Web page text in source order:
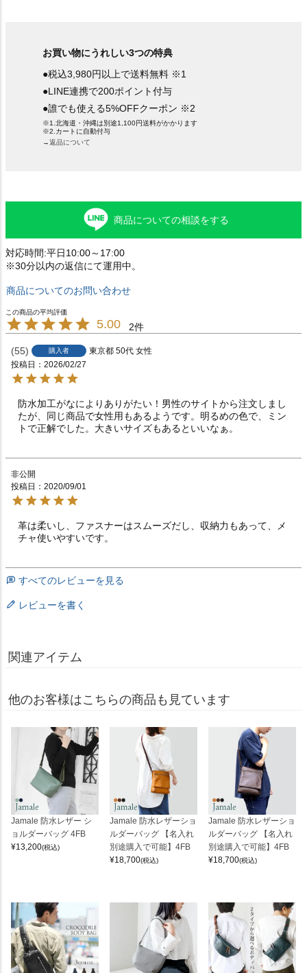
お買い物にうれしい3つの特典
●税込3,980円以上で送料無料 ※1
●LINE連携で200ポイント付与
●誰でも使える5%OFFクーポン ※2
※1.北海道・沖縄は別途1,100円送料がかかります
※2.カートに自動付与
→返品について
商品についての相談をする
対応時間:平日10:00～17:00
※30分以内の返信にて運用中。
商品についてのお問い合わせ
5.00 2
55 購入者 東京都 50代 女性
投稿日
2026/02/27
防水加工がなによりありがたい！男性のサイトから注文しまし
たが、同じ商品で女性用もあるようです。明るめの色で、ミン
トで正解でした。大きいサイズもあるといいなぁ。
非公開
投稿日
2020/09/01
革は柔いし、ファスナーはスムーズだし、収納力もあって、メ
チャ使いやすいです。
すべてのレビューを見る
レビューを書く
関連アイテム
他のお客様はこちらの商品も見ています
Jamale 防水レザー シ
ョルダーバッグ 4FB
¥13,200(税込)
Jamale 防水レザーショ
ルダーバッグ 【名入れ
別途購入で可能】4FB
¥18,700(税込)
Jamale 防水レザーショ
ルダーバッグ 【名入れ
別途購入で可能】4FB
¥18,700(税込)